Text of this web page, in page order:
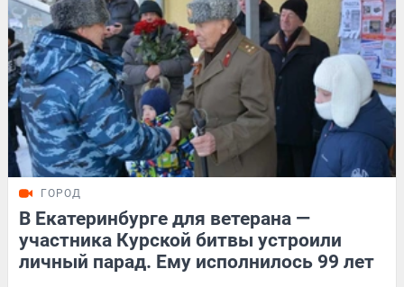
ГОРОД
В Екатеринбурге для ветерана —
участника Курской битвы устроили
личный парад. Ему исполнилось 99 лет